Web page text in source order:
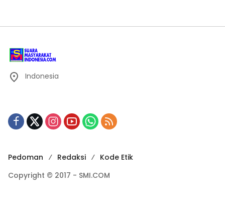
Indonesia
Pedoman Redaksi
Kode Etik
Copyright © 2017 - SMI.COM